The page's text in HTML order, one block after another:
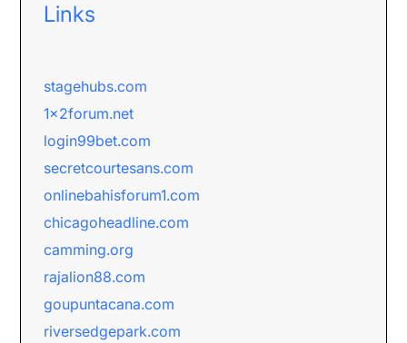
Links
stagehubs.com
1x2forum.net
login99bet.com
secretcourtesans.com
onlinebahisforum1.com
chicagoheadline.com
camming.org
rajalion88.com
goupuntacana.com
riversedgepark.com